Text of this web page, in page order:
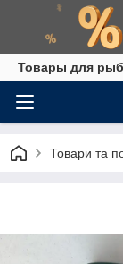
Товары для
Товари та